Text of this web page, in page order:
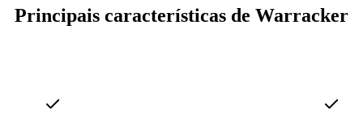
Principais características de Warracker